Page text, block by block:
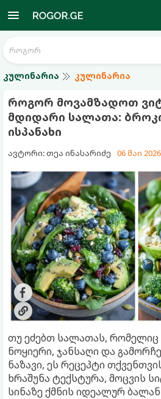
კულინარია კულინარია
როგორ მოვამზადოთ
მდიდარი სალათა:
ისპანახი
ავტორი: თეა ინასარიძე 06 მაი 2026
თუ ეძებთ სალათას,
ნოყიერი, ჯანსაღი და
ნაზავი, ეს რეცეპტი
ხრაშუნა ტექსტურა, მოცვის
სინაზე ქმნის იდეალურ